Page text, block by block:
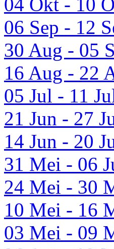
06 Sep - 12
30 Aug - 05
16 Aug - 22
05 Jul - 11
21 Jun - 27
14 Jun - 20
31 Mei - 06
24 Mei - 30
10 Mei - 16
03 Mei - 09